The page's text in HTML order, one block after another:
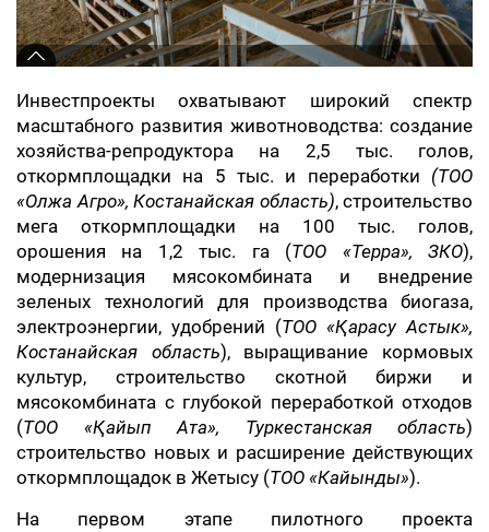
Инвестпроекты охватывают широкий спектр
масштабного развития животноводства: создание
хозяйства-репродуктора на 2,5 тыс. голов,
откормплощадки на 5 тыс. и переработки (ТОО
«Олжа Агро», Костанайская область), строительство
мега откормплощадки на 100 тыс. голов,
орошения на 1,2 тыс. га (ТОО «Терра», ЗКО),
модернизация мясокомбината и внедрение
зеленых технологий для производства биогаза,
электроэнергии, удобрений (ТОО «Қарасу Астык»,
Костанайская область), выращивание кормовых
культур, строительство скотной биржи и
мясокомбината с глубокой переработкой отходов
(ТОО «Қайып Ата», Туркестанская область)
строительство новых и расширение действующих
откормплощадок в Жетысу (ТОО «Кайынды»).
На первом этапе пилотного проекта